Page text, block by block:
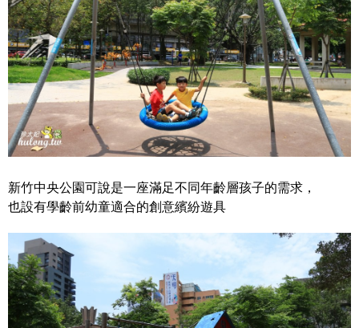
新竹中央公園可說是一座滿足不同年齡層孩子的需求，
也設有學齡前幼童適合的創意繽紛遊具